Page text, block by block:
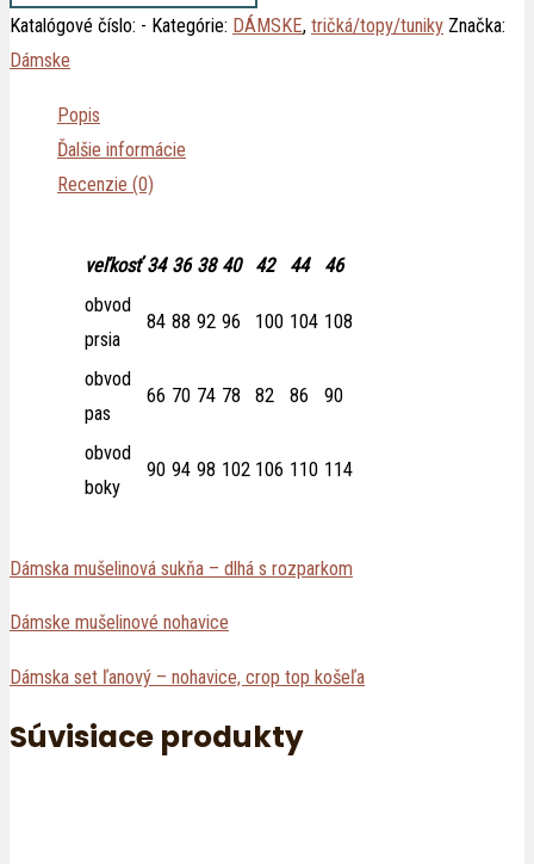
Katalógové číslo: - Kategórie: DÁMSKE, tričká/topy/tuniky Značka:
Dámske
Popis
Ďalšie informácie
Recenzie (0)
veľkosť 34 36 38 40 42 44
46
obvod
prsia
84 88 92 96 100 104 108
obvod
pas
66 70 74 78 82 86 90
obvod
boky
90 94 98 102 106 110 114
Dámska mušelinová sukňa – dlhá s rozparkom
Dámske mušelinové nohavice
Dámska set ľanový – nohavice, crop top košeľa
Súvisiace produkty